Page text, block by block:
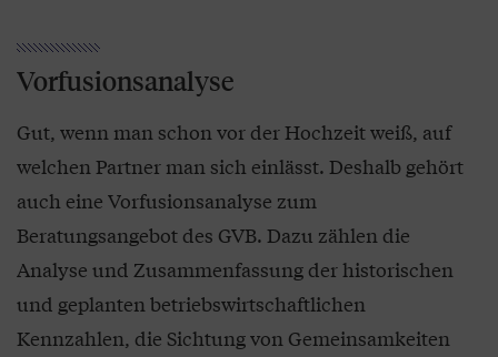
Vorfusionsanalyse
Gut, wenn man schon vor der Hochzeit weiß, auf
welchen Partner man sich einlässt. Deshalb gehört
auch eine Vorfusionsanalyse zum
Beratungsangebot des GVB. Dazu zählen die
Analyse und Zusammenfassung der historischen
und geplanten betriebswirtschaftlichen
Kennzahlen, die Sichtung von Gemeinsamkeiten